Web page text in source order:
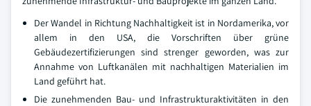
Der Wandel in Richtung Nachhaltigkeit ist in Nordamerika, vor
allem in den USA, die Vorschriften über grüne
Gebäudezertifizierungen sind strenger geworden, was zur
Annahme von Luftkanälen mit nachhaltigen Materialien im
Land geführt hat.
Die zunehmenden Bau- und Infrastrukturaktivitäten in den